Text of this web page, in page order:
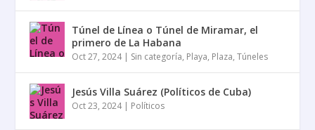
Túnel de Línea o Túnel de Miramar, el
primero de La Habana
Oct 27, 2024| Sin categoría, Playa, Plaza,Túneles
Jesús Villa Suárez (Políticos de Cuba)
Oct 23, 2024| Políticos